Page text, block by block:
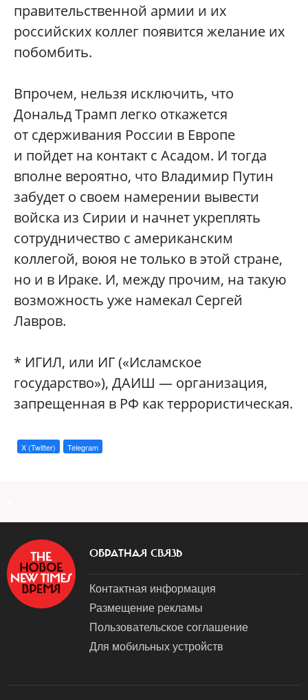
правительственной армии и их
российских коллег появится желание их
побомбить.
Впрочем, нельзя исключить, что
Дональд Трамп легко откажется
от сдерживания России в Европе
и пойдет на контакт с Асадом. И тогда
вполне вероятно, что Владимир Путин
забудет о своем намерении вывести
войска из Сирии и начнет укреплять
сотрудничество с американским
коллегой, воюя не только в этой стране,
но и в Ираке. И, между прочим, на такую
возможность уже намекал Сергей
Лавров.
* ИГИЛ, или ИГ («Исламское
государство»), ДАИШ — организация,
запрещенная в РФ как террористическая.
X (Twitter) Telegram
ОБРАТНАЯ СВЯЗЬ
Контактная информация
Размещение рекламы
Пользовательское соглашение
Для мобильных устройств